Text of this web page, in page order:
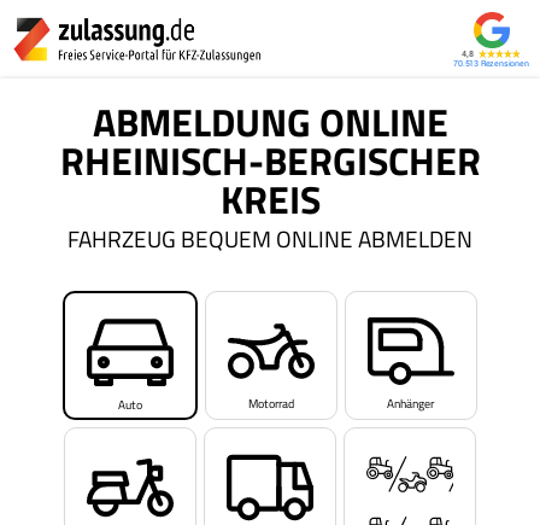
4,8
70.513
ABMELDUNG ONLINE
RHEINISCH-BERGISCHER
KREIS
FAHRZEUG BEQUEM ONLINE ABMELDEN
Auto Motorrad Anhänger